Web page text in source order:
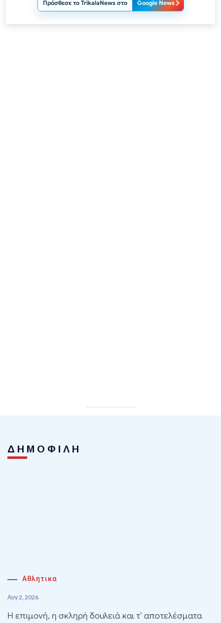
Πρόσθεσε το TrikalaNews στο Google News
ΔΗΜΟΦΙΛΗ
Αθλητικα
Αυγ 2, 2026
Η επιμονή, η σκληρή δουλειά και τ’ αποτελέσματα